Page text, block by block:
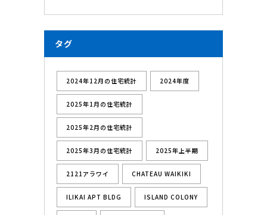
タグ
2024年12月の住宅統計 2024年度
2025年1月の住宅統計
2025年2月の住宅統計
2025年3月の住宅統計 2025年上半期
2121アラワイ CHATEAU WAIKIKI
ILIKAI APT BLDG ISLAND COLONY